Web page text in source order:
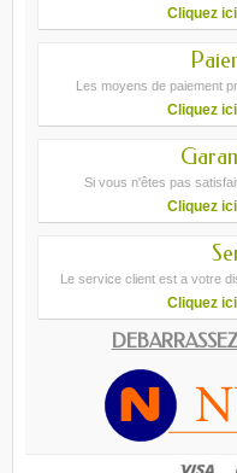
Cliquez
Les moyens de paiement
Cliquez
Si vous n'êtes pas
Cliquez
Le service client est a votre
Cliquez